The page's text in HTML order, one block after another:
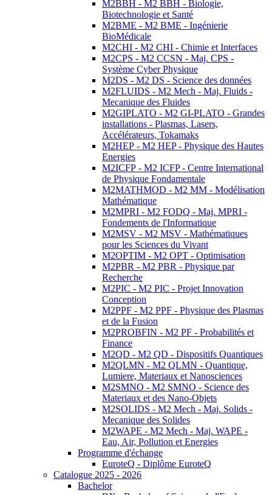
M2BBH - M2 BBH - Biologie,
Biotechnologie et Santé
M2BME - M2 BME - Ingénierie
BioMédicale
M2CHI - M2 CHI - Chimie et Interfaces
M2CPS - M2 CCSN - Maj. CPS -
Système Cyber Physique
M2DS - M2 DS - Science des données
M2FLUIDS - M2 Mech - Maj. Fluids -
Mecanique des Fluides
M2GIPLATO - M2 GI-PLATO - Grandes
installations - Plasmas, Lasers,
Accélérateurs, Tokamaks
M2HEP - M2 HEP - Physique des Hautes
Energies
M2ICFP - M2 ICFP - Centre International
de Physique Fondamentale
M2MATHMOD - M2 MM - Modélisation
Mathématique
M2MPRI - M2 FODQ - Maj. MPRI -
Fondements de l'Informatique
M2MSV - M2 MSV - Mathématiques
pour les Sciences du Vivant
M2OPTIM - M2 OPT - Optimisation
M2PBR - M2 PBR - Physique par
Recherche
M2PIC - M2 PIC - Projet Innovation
Conception
M2PPF - M2 PPF - Physique des Plasmas
et de la Fusion
M2PROBFIN - M2 PF - Probabilités et
Finance
M2QD - M2 QD - Dispositifs Quantiques
M2QLMN - M2 QLMN - Quantique,
Lumiere, Materiaux et Nanosciences
M2SMNO - M2 SMNO - Science des
Materiaux et des Nano-Objets
M2SOLIDS - M2 Mech - Maj. Solids -
Mecanique des Solides
M2WAPE - M2 Mech - Maj. WAPE -
Eau, Air, Pollution et Energies
Programme d'échange
EuroteQ - Diplôme EuroteQ
Catalogue 2025 - 2026
Bachelor